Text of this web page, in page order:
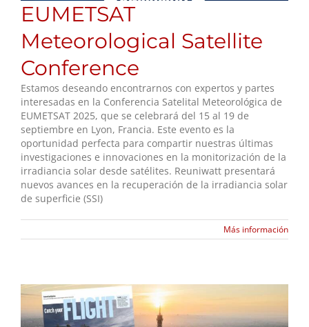
EUMETSAT
Meteorological Satellite
Conference
Estamos deseando encontrarnos con expertos y partes
interesadas en la Conferencia Satelital Meteorológica de
EUMETSAT 2025, que se celebrará del 15 al 19 de
septiembre en Lyon, Francia. Este evento es la
oportunidad perfecta para compartir nuestras últimas
investigaciones e innovaciones en la monitorización de la
irradiancia solar desde satélites. Reuniwatt presentará
nuevos avances en la recuperación de la irradiancia solar
de superficie (SSI)
Más información